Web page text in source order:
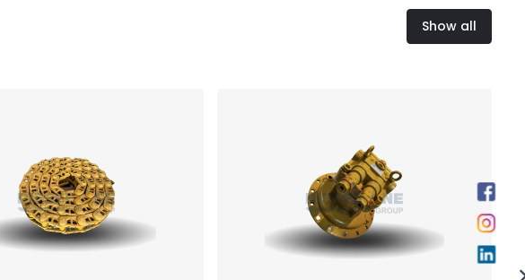
Show all